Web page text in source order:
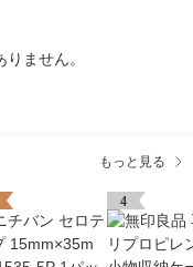
ません。
もっと見る
4